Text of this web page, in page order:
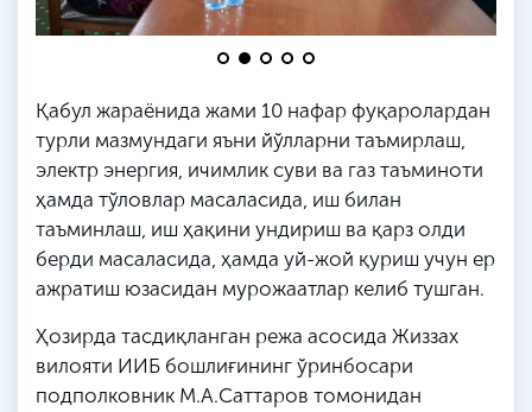
Қабул жараёнида жами 10 нафар фуқаролардан
турли мазмундаги яъни йўлларни таъмирлаш,
электр энергия, ичимлик суви ва газ таъминоти
ҳамда тўловлар масаласида, иш билан
таъминлаш, иш ҳақини ундириш ва қарз олди
берди масаласида, ҳамда уй-жой қуриш учун ер
ажратиш юзасидан мурожаатлар келиб тушган.
Ҳозирда тасдиқланган режа асосида Жиззах
вилояти ИИБ бошлиғининг ўринбосари
подполковник М.А.Саттаров томонидан